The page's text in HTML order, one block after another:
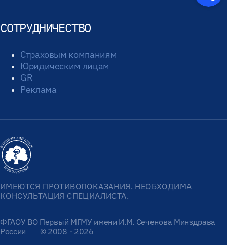
СОТРУДНИЧЕСТВО
Страховым компаниям
Юридическим лицам
GR
Реклама
ИМЕЮТСЯ ПРОТИВОПОКАЗАНИЯ. НЕОБХОДИМА
КОНСУЛЬТАЦИЯ СПЕЦИАЛИСТА.
ФГАОУ ВО Первый МГМУ имени И.М. Сеченова Минздрава
России
© 2008 - 2026